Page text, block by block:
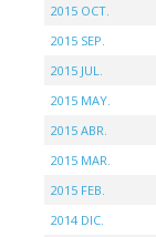
2015 OCT.
2015 SEP.
2015 JUL.
2015 MAY.
2015 ABR.
2015 MAR.
2015 FEB.
2014 DIC.